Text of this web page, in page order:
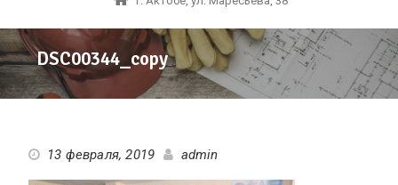
DSC00344_copy
13 февраля, 2019 admin